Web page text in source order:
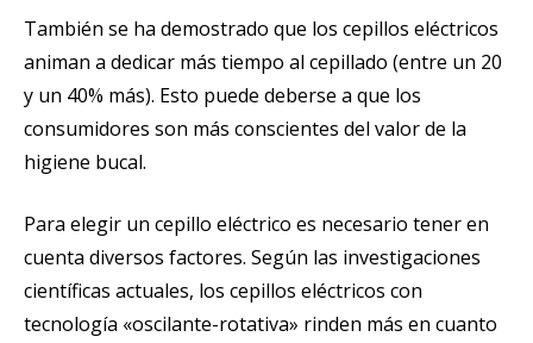
También se ha demostrado que los cepillos eléctricos
animan a dedicar más tiempo al cepillado (entre un 20
y un 40% más). Esto puede deberse a que los
consumidores son más conscientes del valor de la
higiene bucal.
Para elegir un cepillo eléctrico es necesario tener en
cuenta diversos factores. Según las investigaciones
científicas actuales, los cepillos eléctricos con
tecnología «oscilante-rotativa» rinden más en cuanto